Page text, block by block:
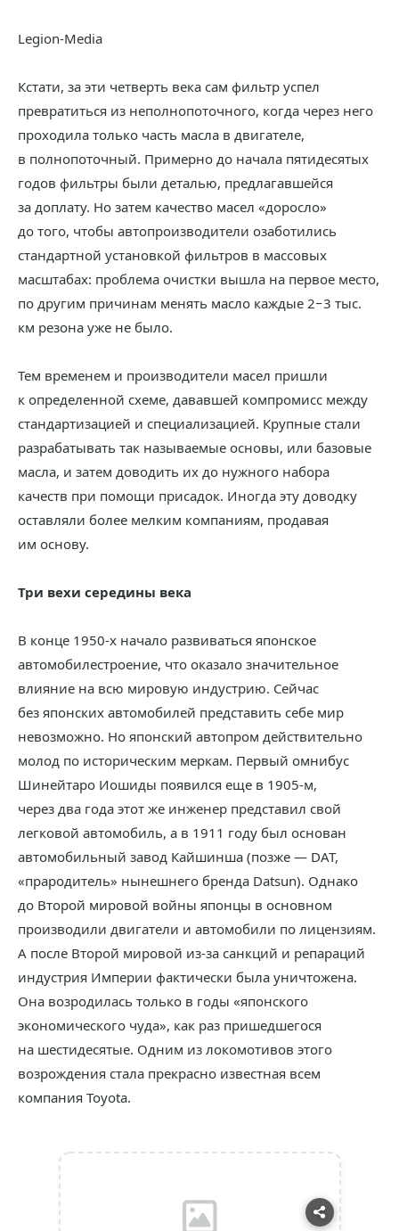
Legion-Media
Кстати, за эти четверть века сам фильтр успел
превратиться из неполнопоточного, когда через него
проходила только часть масла в двигателе,
в полнопоточный. Примерно до начала пятидесятых
годов фильтры были деталью, предлагавшейся
за доплату. Но затем качество масел «доросло»
до того, чтобы автопроизводители озаботились
стандартной установкой фильтров в массовых
масштабах: проблема очистки вышла на первое место,
по другим причинам менять масло каждые 2−3 тыс.
км резона уже не было.
Тем временем и производители масел пришли
к определенной схеме, дававшей компромисс между
стандартизацией и специализацией. Крупные стали
разрабатывать так называемые основы, или базовые
масла, и затем доводить их до нужного набора
качеств при помощи присадок. Иногда эту доводку
оставляли более мелким компаниям, продавая
им основу.
Три вехи середины века
В конце 1950-х начало развиваться японское
автомобилестроение, что оказало значительное
влияние на всю мировую индустрию. Сейчас
без японских автомобилей представить себе мир
невозможно. Но японский автопром действительно
молод по историческим меркам. Первый омнибус
Шинейтаро Иошиды появился еще в 1905-м,
через два года этот же инженер представил свой
легковой автомобиль, а в 1911 году был основан
автомобильный завод Кайшинша (позже — DAT,
«прародитель» нынешнего бренда Datsun). Однако
до Второй мировой войны японцы в основном
производили двигатели и автомобили по лицензиям.
А после Второй мировой из-за санкций и репараций
индустрия Империи фактически была уничтожена.
Она возродилась только в годы «японского
экономического чуда», как раз пришедшегося
на шестидесятые. Одним из локомотивов этого
возрождения стала прекрасно известная всем
компания Toyota.